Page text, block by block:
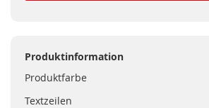
Produktinformation
Produktfarbe
Textzeilen